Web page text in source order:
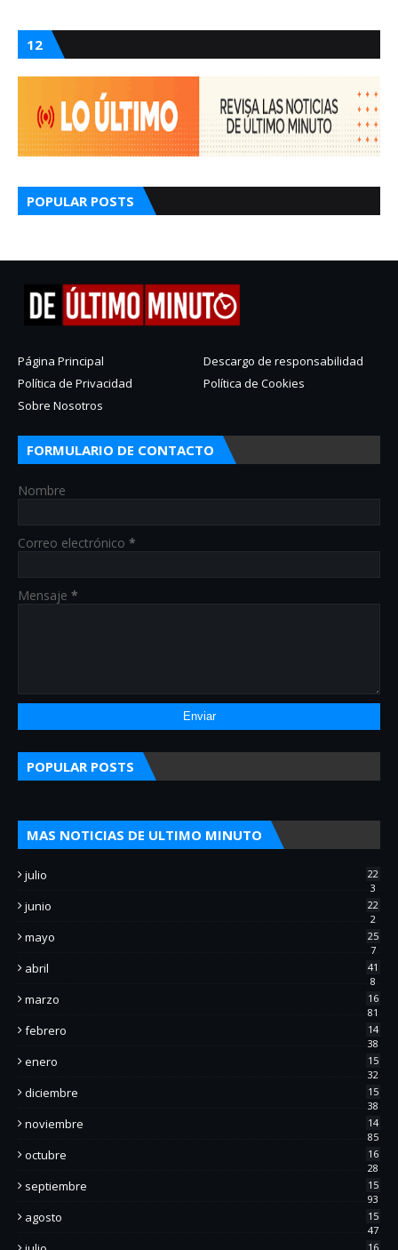
12
POPULAR POSTS
Página Principal
Descargo de responsabilidad
Política de Privacidad
Política de Cookies
Sobre Nosotros
FORMULARIO DE CONTACTO
Nombre
Correo electrónico *
Mensaje *
POPULAR POSTS
MAS NOTICIAS DE ULTIMO MINUTO
julio
22
3
junio
22
2
mayo
25
7
abril
41
8
marzo
16
81
febrero
14
38
enero
15
32
diciembre
15
38
noviembre
14
85
octubre
16
28
septiembre
15
93
agosto
15
47
16